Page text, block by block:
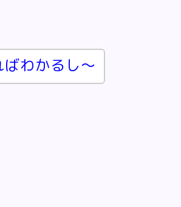
ばわかるし〜